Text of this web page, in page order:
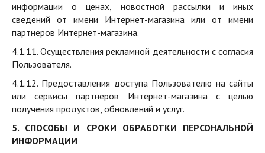
информации о ценах, новостной рассылки и иных
сведений от имени Интернет-магазина или от имени
партнеров Интернет-магазина.
4.1.11. Осуществления рекламной деятельности с согласия
Пользователя.
4.1.12. Предоставления доступа Пользователю на сайты
или сервисы партнеров Интернет-магазина с целью
получения продуктов, обновлений и услуг.
5. СПОСОБЫ И СРОКИ ОБРАБОТКИ ПЕРСОНАЛЬНОЙ
ИНФОРМАЦИИ